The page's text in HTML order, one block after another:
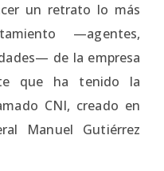
un retrato lo más
—agentes,
de la empresa
que ha tenido la
CNI, creado en
Manuel Gutiérrez